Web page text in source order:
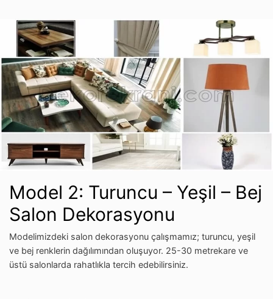
Model 2: Turuncu – Yeşil – Bej
Salon Dekorasyonu
Modelimizdeki salon dekorasyonu çalışmamız; turuncu, yeşil
ve bej renklerin dağılımından oluşuyor. 25-30 metrekare ve
üstü salonlarda rahatlıkla tercih edebilirsiniz.